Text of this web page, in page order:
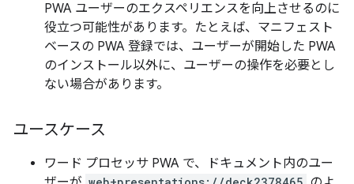
PWA ユーザーのエクスペリエンスを向上させるのに
役立つ可能性があります。たとえば、マニフェスト
ベースの PWA 登録では、ユーザーが開始した PWA
のインストール以外に、ユーザーの操作を必要とし
ない場合があります。
ユースケース
ワード プロセッサ PWA で、ドキュメント内のユー